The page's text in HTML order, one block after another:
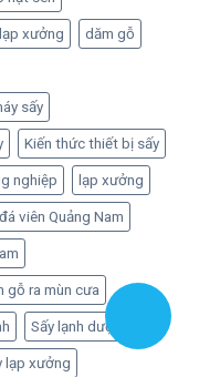
xưởng dăm gỗ
sấy
Kiến thức thiết bị sấy
nghiệp lạp xưởng
viên Quảng Nam
gỗ ra mùn cưa
Sấy lạnh dược liệu
lạp xưởng